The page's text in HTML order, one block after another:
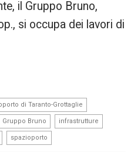
il Gruppo Bruno,
si occupa dei lavori di
di Taranto-Grottaglie
Gruppo Bruno infrastrutture
spazioporto